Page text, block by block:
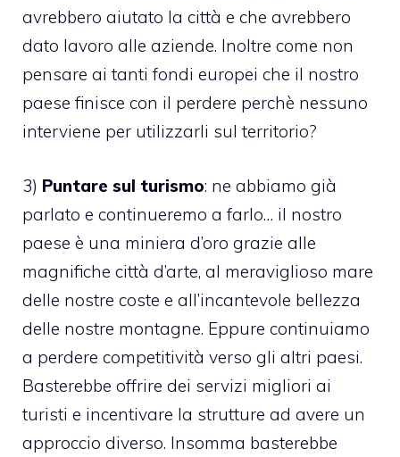
avrebbero aiutato la città e che avrebbero
dato lavoro alle aziende. Inoltre come non
pensare ai tanti fondi europei che il nostro
paese finisce con il perdere perchè nessuno
interviene per utilizzarli sul territorio?
3) Puntare sul turismo: ne abbiamo già
parlato e continueremo a farlo… il nostro
paese è una miniera d’oro grazie alle
magnifiche città d’arte, al meraviglioso mare
delle nostre coste e all’incantevole bellezza
delle nostre montagne. Eppure continuiamo
a perdere competitività verso gli altri paesi.
Basterebbe offrire dei servizi migliori ai
turisti e incentivare la strutture ad avere un
approccio diverso. Insomma basterebbe